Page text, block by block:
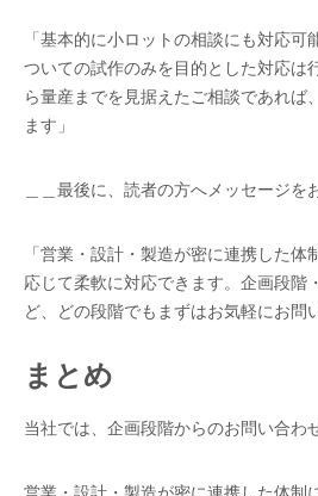
「基本的に小ロットの相談にも対応
ついての試作のみを目的とした対応は
ら量産までを見据えたご相談であれば
ます」
＿＿最後に、読者の方へメッセージを
「営業・設計・製造が密に連携した
応じて柔軟に対応できます。企画段階
ど、どの段階でもまずはお気軽にお問
まとめ
当社では、企画段階からのお問い合わ